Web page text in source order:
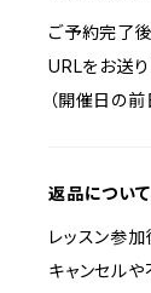
ご予約完了
URLをお送り
（開催日の前
返品について
レッスン参
キャンセル